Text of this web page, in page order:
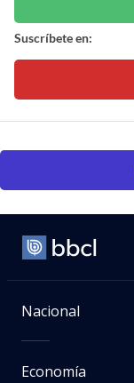
Suscríbete en:
Nacional
Economía